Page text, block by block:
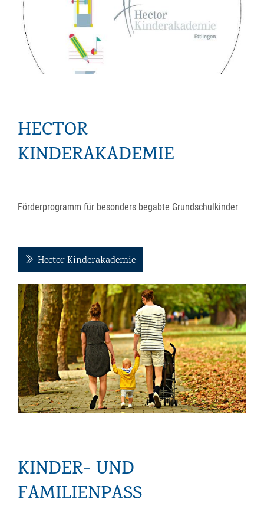
HECTOR
KINDERAKADEMIE
Förderprogramm für besonders begabte Grundschulkinder
Hector Kinderakademie
KINDER- UND
FAMILIENPASS